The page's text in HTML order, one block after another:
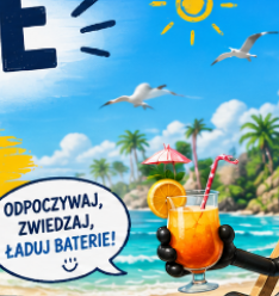
firm
Dzień